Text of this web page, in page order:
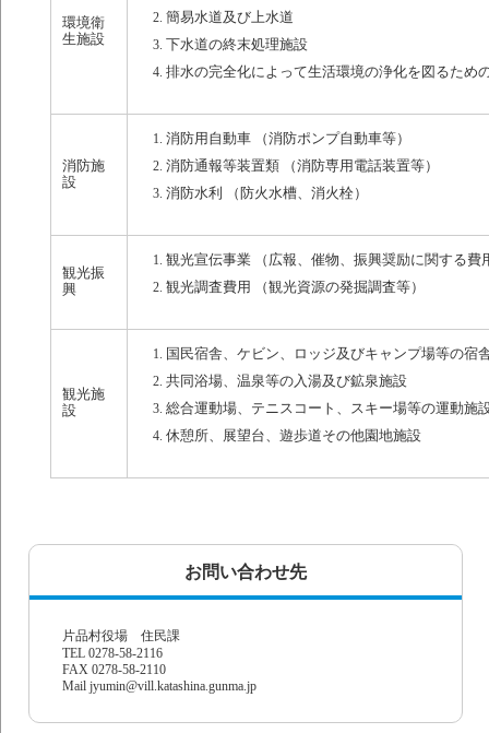
環境衛
生施設
簡易水道及び上水道
下水道の終末処理施設
排水の完全化によって生活環境の浄化を図るため
消防施
設
消防用自動車 （消防ポンプ自動車等）
消防通報等装置類 （消防専用電話装置等）
消防水利 （防火水槽、消火栓）
観光振
興
観光宣伝事業 （広報、催物、振興奨励に関する費
観光調査費用 （観光資源の発掘調査等）
観光施
設
国民宿舎、ケビン、ロッジ及びキャンプ場等の宿
共同浴場、温泉等の入湯及び鉱泉施設
総合運動場、テニスコート、スキー場等の運動施
休憩所、展望台、遊歩道その他園地施設
お問い合わせ先
片品村役場 住民課
TEL 0278-58-2116
FAX 0278-58-2110
Mail jyumin@vill.katashina.gunma.jp